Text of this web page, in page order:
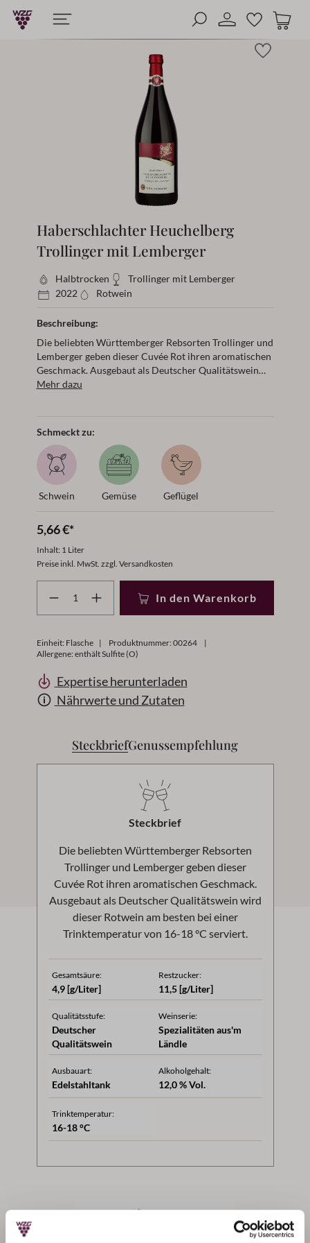
springenLieferung in 1-3 Werktagen Versandkostenfrei bei Bestellungen ab
Haberschlachter Heuchelberg
Trollinger mit Lemberger
Halbtrocken
Trollinger mit Lemberger
2022
Rotwein
Beschreibung:
Die beliebten Württemberger Rebsorten Trollinger und
Lemberger geben dieser Cuvée Rot ihren aromatischen
Geschmack. Ausgebaut als Deutscher Qualitätswein
wird dieser Rotwein am besten bei einer
Mehr dazu
Schmeckt zu:
Schwein Gemüse Geflügel
5,66 €*
Inhalt: 1 Liter
Preise inkl. MwSt. zzgl. Versandkosten
In den Warenkorb
Einheit: Flasche Produktnummer: 00264
Allergene: enthält Sulfite (O)
Expertise herunterladen
Nährwerte und Zutaten
SteckbriefGenussempfehlung
Steckbrief
Die beliebten Württemberger Rebsorten
Trollinger und Lemberger geben dieser
Cuvée Rot ihren aromatischen Geschmack.
Ausgebaut als Deutscher Qualitätswein wird
dieser Rotwein am besten bei einer
Trinktemperatur von 16-18 °C serviert.
Gesamtsäure:
4,9 [g/Liter]
Restzucker:
11,5 [g/Liter]
Qualitätsstufe:
Deutscher
Qualitätswein
Weinserie:
Spezialitäten aus'm
Ländle
Ausbauart:
Edelstahltank
Alkoholgehalt:
12,0 % Vol.
Trinktemperatur:
16-18 °C